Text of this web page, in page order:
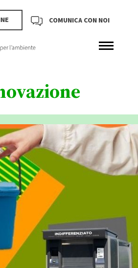
COMUNICA CON NOI